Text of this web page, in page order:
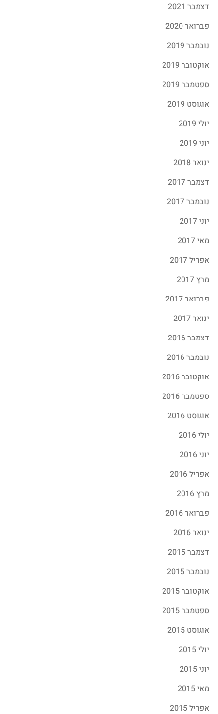
דצמבר 2021
פברואר 2020
נובמבר 2019
אוקטובר 2019
ספטמבר 2019
אוגוסט 2019
יולי 2019
יוני 2019
ינואר 2018
דצמבר 2017
נובמבר 2017
יוני 2017
מאי 2017
אפריל 2017
מרץ 2017
פברואר 2017
ינואר 2017
דצמבר 2016
נובמבר 2016
אוקטובר 2016
ספטמבר 2016
אוגוסט 2016
יולי 2016
יוני 2016
אפריל 2016
מרץ 2016
פברואר 2016
ינואר 2016
דצמבר 2015
נובמבר 2015
אוקטובר 2015
ספטמבר 2015
אוגוסט 2015
יולי 2015
יוני 2015
מאי 2015
אפריל 2015